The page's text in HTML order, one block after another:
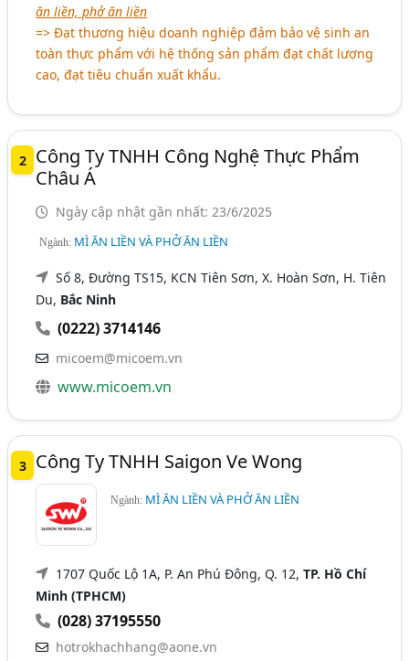
ăn liền, phở ăn liền
=> Đạt thương hiệu doanh nghiệp đảm bảo vệ sinh an
toàn thực phẩm với hệ thống sản phẩm đạt chất lượng
cao, đạt tiêu chuẩn xuất khẩu.
2
Công Ty TNHH Công Nghệ Thực Phẩm
Châu Á
Ngày cập nhật gần nhất: 23/6/2025
Ngành: MÌ ĂN LIỀN VÀ PHỞ ĂN LIỀN
Số 8, Đường TS15, KCN Tiên Sơn, X. Hoàn Sơn, H. Tiên
Du, Bắc Ninh
(0222) 3714146
micoem@micoem.vn
www.micoem.vn
3 Công Ty TNHH Saigon Ve Wong
Ngành: MÌ ĂN LIỀN VÀ PHỞ ĂN LIỀN
1707 Quốc Lộ 1A, P. An Phú Đông, Q. 12,TP. Hồ Chí
Minh (TPHCM)
(028) 37195550
hotrokhachhang@aone.vn